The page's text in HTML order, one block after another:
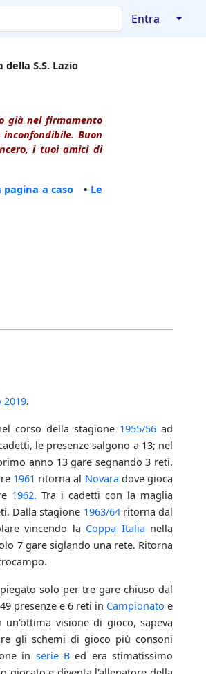
Entra ↓
S.S. Lazio
già nel firmamento
Buon
i tuoi amici di
pagina a caso • Le
2019.
corso della stagione 1955/56ad
le presenze salgono a 13; nel
anno 13 gare segnando 3 reti.
1961 ritorna al Novara dove gioca
1962. Tra i cadetti con la maglia
Dalla stagione 1963/64ritorna dal
vincendo la Coppa Italia nella
7 gare siglando una rete. Ritorna
solo per tre gare chiuso dal
presenze e 6 reti in Campionato e
visione di gioco, sapeva
gli schemi di gioco più consoni
in serie B ed era stimatissimo